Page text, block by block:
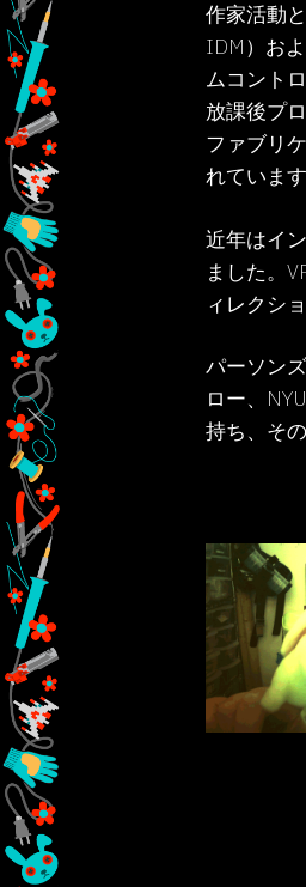
作家活動
IDM）お
ムコント
放課後プ
ファブリ
れています
近年はイ
ました。
ィレクシ
パーソン
ロー、
持ち、そ